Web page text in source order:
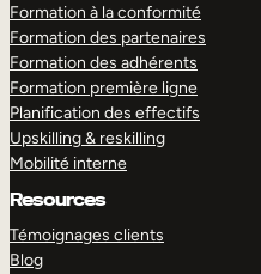
Formation à la conformité
Formation des partenaires
Formation des adhérents
Formation première ligne
Planification des effectifs
Upskilling & reskilling
Mobilité interne
Resources
Témoignages clients
Blog